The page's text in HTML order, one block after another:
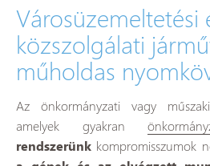
Városüzemeltetési
közszolgálati
műholdas
Az önkormányzati vagy
amelyek gyakran
rendszerünk kompromisszumok